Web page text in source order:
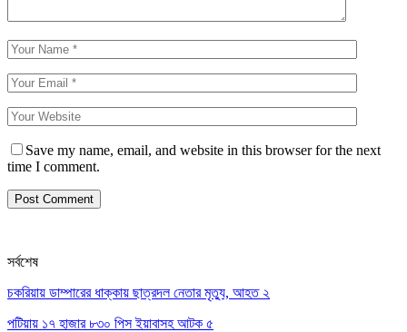
Save my name, email, and website in this browser for the next
time I comment.
সর্বশেষ
চকরিয়ায় ডাম্পারের ধাক্কায় ছাত্রদল নেতার মৃত্যু, আহত ২
পটিয়ায় ১৭ হাজার ৮৩০ পিস ইয়াবাসহ আটক ৫